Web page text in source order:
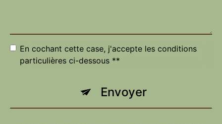
En cochant cette case, j'accepte les conditions
particulières ci-dessous **
Envoyer